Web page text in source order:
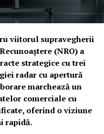
lovește direct în
a ignorat, până în
excepții bugetare
ale acestui blocaj se
de dolari pentru
autorizarea plăților
de achiziție de
global.
electorală a unui
viitorul supravegherii
(NRO) a
strategice cu trei
radar cu apertură
marchează un
comerciale cu
oferind o viziune
rapidă.